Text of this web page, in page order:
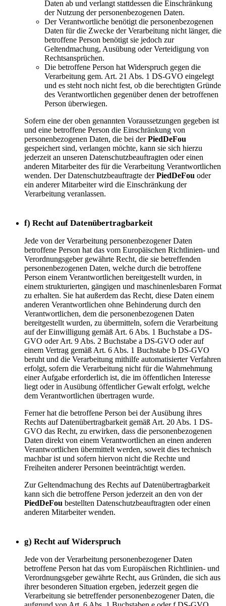
Daten ab und verlangt stattdessen die Einschränkung
der Nutzung der personenbezogenen Daten.
Der Verantwortliche benötigt die personenbezogenen
Daten für die Zwecke der Verarbeitung nicht länger, die
betroffene Person benötigt sie jedoch zur
Geltendmachung, Ausübung oder Verteidigung von
Rechtsansprüchen.
Die betroffene Person hat Widerspruch gegen die
Verarbeitung gem. Art. 21 Abs. 1 DS-GVO eingelegt
und es steht noch nicht fest, ob die berechtigten Gründe
des Verantwortlichen gegenüber denen der betroffenen
Person überwiegen.
Sofern eine der oben genannten Voraussetzungen gegeben ist
und eine betroffene Person die Einschränkung von
personenbezogenen Daten, die bei derPiedDeFou
gespeichert sind, verlangen möchte, kann sie sich hierzu
jederzeit an unseren Datenschutzbeauftragten oder einen
anderen Mitarbeiter des für die Verarbeitung Verantwortlichen
wenden. Der Datenschutzbeauftragte derPiedDeFou oder
ein anderer Mitarbeiter wird die Einschränkung der
Verarbeitung veranlassen.
f) Recht auf Datenübertragbarkeit
Jede von der Verarbeitung personenbezogener Daten
betroffene Person hat das vom Europäischen Richtlinien- und
Verordnungsgeber gewährte Recht, die sie betreffenden
personenbezogenen Daten, welche durch die betroffene
Person einem Verantwortlichen bereitgestellt wurden, in
einem strukturierten, gängigen und maschinenlesbaren Format
zu erhalten. Sie hat außerdem das Recht, diese Daten einem
anderen Verantwortlichen ohne Behinderung durch den
Verantwortlichen, dem die personenbezogenen Daten
bereitgestellt wurden, zu übermitteln, sofern die Verarbeitung
auf der Einwilligung gemäß Art. 6 Abs. 1 Buchstabe a DS-
GVO oder Art. 9 Abs. 2 Buchstabe a DS-GVO oder auf
einem Vertrag gemäß Art. 6 Abs. 1 Buchstabe b DS-GVO
beruht und die Verarbeitung mithilfe automatisierter Verfahren
erfolgt, sofern die Verarbeitung nicht für die Wahrnehmung
einer Aufgabe erforderlich ist, die im öffentlichen Interesse
liegt oder in Ausübung öffentlicher Gewalt erfolgt, welche
dem Verantwortlichen übertragen wurde.
Ferner hat die betroffene Person bei der Ausübung ihres
Rechts auf Datenübertragbarkeit gemäß Art. 20 Abs. 1 DS-
GVO das Recht, zu erwirken, dass die personenbezogenen
Daten direkt von einem Verantwortlichen an einen anderen
Verantwortlichen übermittelt werden, soweit dies technisch
machbar ist und sofern hiervon nicht die Rechte und
Freiheiten anderer Personen beeinträchtigt werden.
Zur Geltendmachung des Rechts auf Datenübertragbarkeit
kann sich die betroffene Person jederzeit an den von der
PiedDeFou bestellten Datenschutzbeauftragten oder einen
anderen Mitarbeiter wenden.
g) Recht auf Widerspruch
Jede von der Verarbeitung personenbezogener Daten
betroffene Person hat das vom Europäischen Richtlinien- und
Verordnungsgeber gewährte Recht, aus Gründen, die sich aus
ihrer besonderen Situation ergeben, jederzeit gegen die
Verarbeitung sie betreffender personenbezogener Daten, die